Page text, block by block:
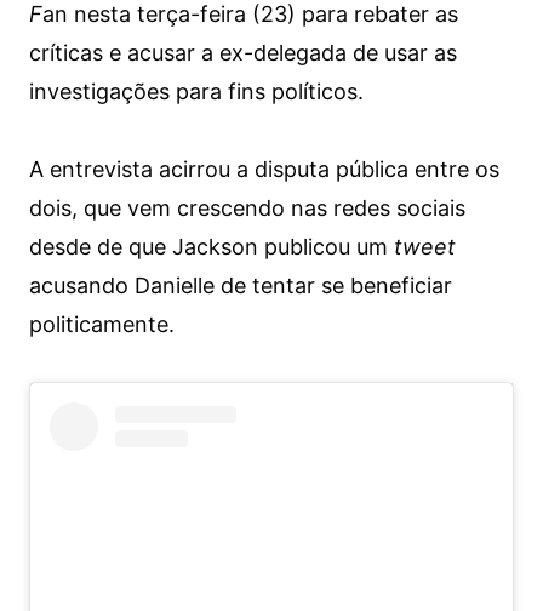
Fan nesta terça-feira (23) para rebater as
críticas e acusar a ex-delegada de usar as
investigações para fins políticos.
A entrevista acirrou a disputa pública entre os
dois, que vem crescendo nas redes sociais
desde de que Jackson publicou um tweet
acusando Danielle de tentar se beneficiar
politicamente.